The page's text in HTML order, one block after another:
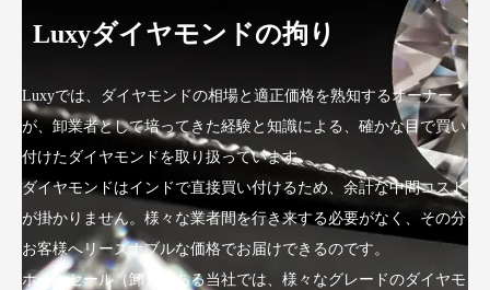
Luxyダイヤモンドの拘り
Luxyでは、ダイヤモンドの相場と適正価格を熟知するオーナー
が、卸業者として培ってきた経験と知識による、確かな目で買い
付けたダイヤモンドを取り扱っています。
ダイヤモンドはインドで直接買い付けるため、余計な中間コスト
が掛かりません。様々な業者間を行き来する必要がなく、その分
お客様へリーズナブルな価格でお届けできるのです。
ホールセール（卸）である当社では、様々なグレードのダイヤモ